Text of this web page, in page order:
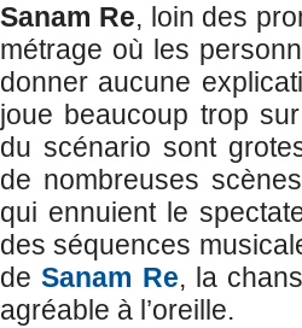
Sanam Re, loin des
métrage où les
donner aucune
joue beaucoup trop
du scénario sont
de nombreuses
qui ennuient le
des séquences
deSanam Re, la
agréable à l’oreille.